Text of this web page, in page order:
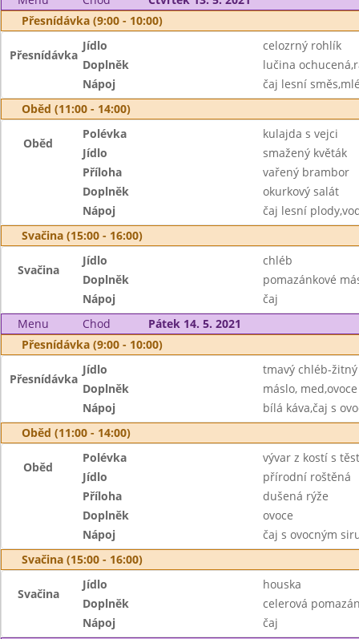
Přesnídávka (9:00 - 10:00)
Přesnídávka
Jídlo
celozrný rohlík
Doplněk
lučina
Nápoj
čaj lesní
Oběd (11:00 - 14:00)
Oběd
Polévka
kulajda s vejci
Jídlo
smažený květák
Příloha
vařený brambor
Doplněk
okurkový salát
Nápoj
čaj lesní
Svačina (15:00 - 16:00)
Svačina
Jídlo
chléb
Doplněk
pomazánkové
Nápoj
čaj
Menu
Chod
Pátek 14. 5. 2021
Přesnídávka (9:00 - 10:00)
Přesnídávka
Jídlo
tmavý chléb-žitný
Doplněk
máslo, med,ovoce
Nápoj
bílá káva,čaj s
Oběd (11:00 - 14:00)
Oběd
Polévka
vývar z kostí s
Jídlo
přírodní roštěná
Příloha
dušená rýže
Doplněk
ovoce
Nápoj
čaj s ovocným
Svačina (15:00 - 16:00)
Svačina
Jídlo
houska
Doplněk
celerová
Nápoj
čaj